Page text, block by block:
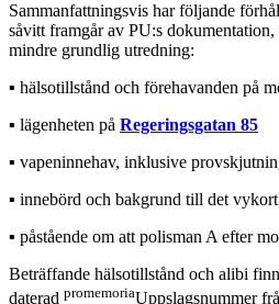
Sammanfattningsvis har följande
såvitt framgår av PU:s
mindre grundlig utredning:
▪︎ hälsotillstånd och förehavanden på
▪︎ lägenheten på Regeringsgatan 85
▪︎ vapeninnehav, inklusive
▪︎ innebörd och bakgrund till det
▪︎ påstående om att polisman A efter
Beträffande hälsotillstånd och alibi
daterad promemoriaUppslagsnummer